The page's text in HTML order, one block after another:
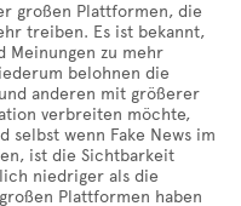
großen Plattformen, die
treiben. Es ist bekannt,
Meinungen zu mehr
belohnen die
anderen mit größerer
verbreiten möchte,
selbst wenn Fake News im
ist die Sichtbarkeit
niedriger als die
Plattformen haben